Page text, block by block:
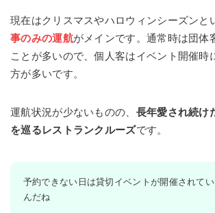
現在はクリスマスやハロウィンシーズンと
事のみの運航がメインです。通常時は団体
ことが多いので、個人客はイベント開催時
方が多いです。
運航状況が少ないものの、 長年愛され続け
を巡るレストランクルーズです。
予約できない日は貸切イベントが開催されて
んだね